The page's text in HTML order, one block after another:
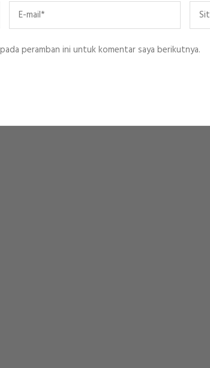
Email
Situs
peramban ini untuk komentar saya berikutnya.